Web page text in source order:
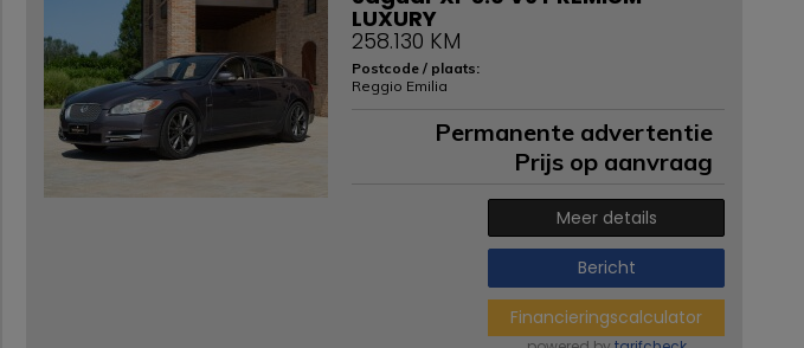
LUXURY
258.130 KM
Postcode / plaats:
Reggio Emilia
Permanente advertentie
Prijs op aanvraag
Meer details
Bericht
Financieringscalculator